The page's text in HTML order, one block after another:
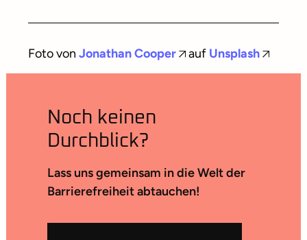
Foto von Jonathan Cooper auf Unsplash
Noch keinen
Durchblick?
Lass uns gemeinsam in die Welt der
Barrierefreiheit abtauchen!